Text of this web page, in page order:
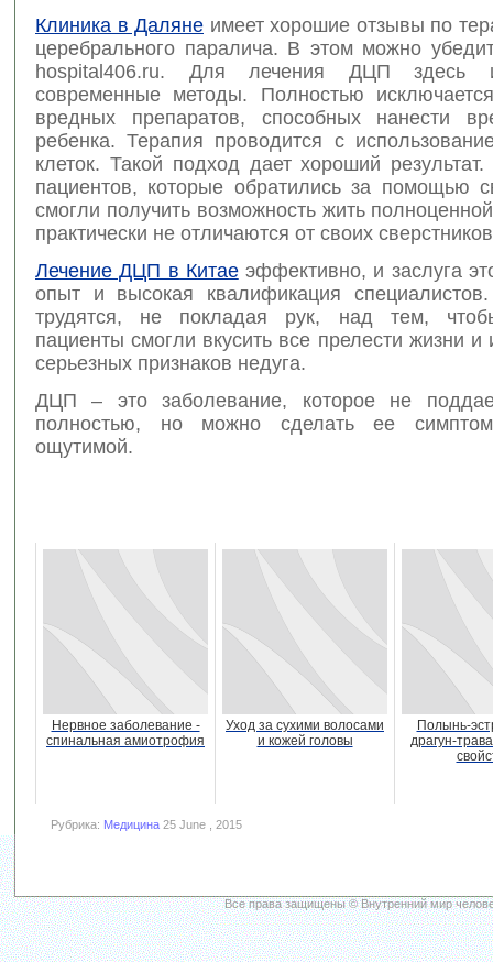
Клиника в Даляне имеет хорошие отзывы по
церебрального паралича. В этом можно
hospital406.ru. Для лечения ДЦП здесь
современные методы. Полностью
вредных препаратов, способных нанести
ребенка. Терапия проводится с
клеток. Такой подход дает хороший
пациентов, которые обратились за помощью
смогли получить возможность жить
практически не отличаются от своих
Лечение ДЦП в Китаеэффективно, и заслуга
опыт и высокая квалификация
трудятся, не покладая рук, над тем,
пациенты смогли вкусить все прелести жизни и
серьезных признаков недуга.
ДЦП – это заболевание, которое не
полностью, но можно сделать ее
ощутимой.
Нервное заболевание -
спинальная амиотрофия
Уход за сухими волосами
и кожей головы
Полынь-
драгун-
Рубрика: Медицина 25 June , 2015
Все права защищены © Внутренний мир